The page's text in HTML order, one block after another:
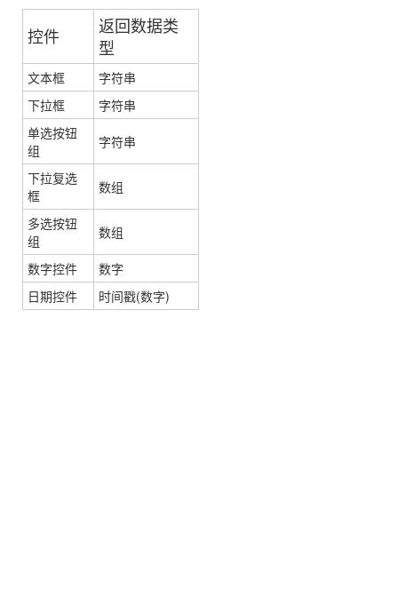
控件
返回数据类
型
文本框
字符串
下拉框
字符串
单选按钮
组
字符串
下拉复选
框
数组
多选按钮
组
数组
数字控件
数字
日期控件
时间戳(数字)